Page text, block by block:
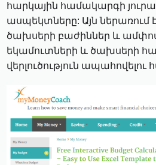
հարկային համակարգի
ասպեկտները: Այն ներառում
ծախսերի բաժիններ և
եկամուտների և ծախսերի
վերլուծություն ապահովելու